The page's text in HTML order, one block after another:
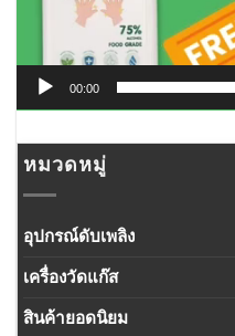
00:00
หมวดหมู่
อุปกรณ์ดับเพลิง
เครื่องวัดแก๊ส
สินค้ายอดนิยม